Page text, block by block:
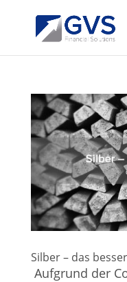
Silber – das
Aufgrund der